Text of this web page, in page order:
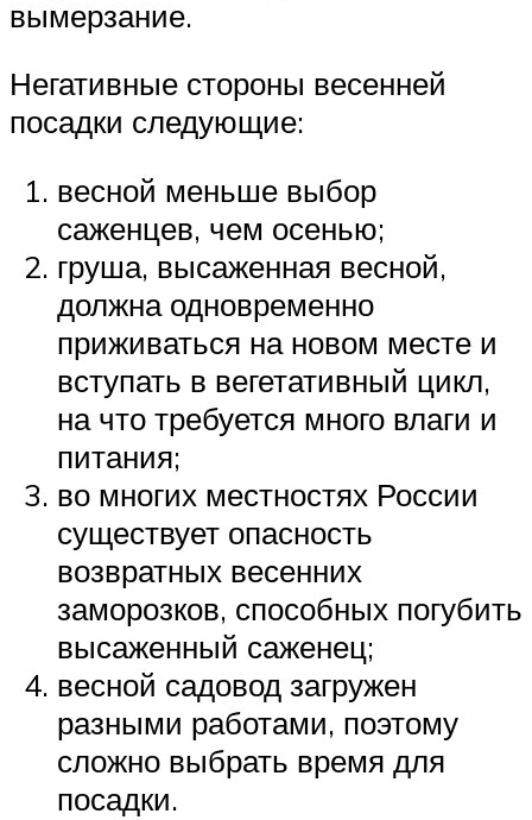
вымерзание.
Негативные стороны весенней
посадки следующие:
весной меньше выбор
саженцев, чем осенью;
груша, высаженная весной,
должна одновременно
приживаться на новом месте и
вступать в вегетативный цикл,
на что требуется много влаги и
питания;
во многих местностях России
существует опасность
возвратных весенних
заморозков, способных погубить
высаженный саженец;
весной садовод загружен
разными работами, поэтому
сложно выбрать время для
посадки.